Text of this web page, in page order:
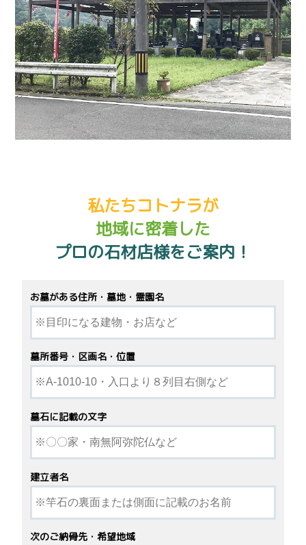
私たちコトナラが
地域に密着した
プロの石材店様をご案内！
お墓がある住所・墓地・霊園名
墓所番号・区画名・位置
墓石に記載の文字
建立者名
次のご納骨先・希望地域